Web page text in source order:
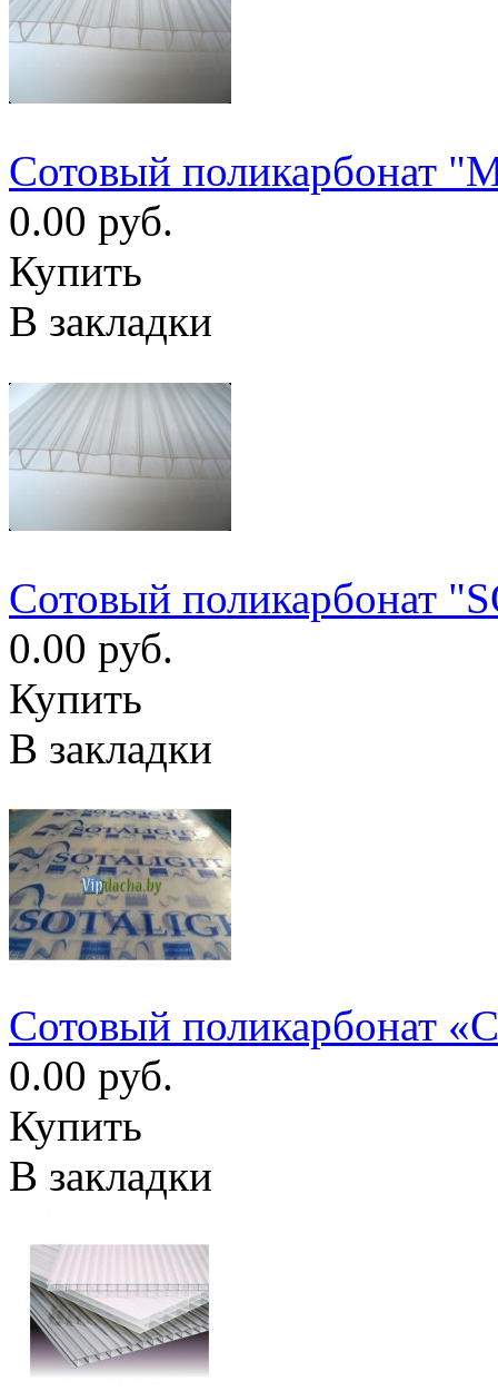
Сотовый поликарбонат
0.00 руб.
Купить
В закладки
Сотовый поликарбонат
0.00 руб.
Купить
В закладки
Сотовый поликарбонат
0.00 руб.
Купить
В закладки